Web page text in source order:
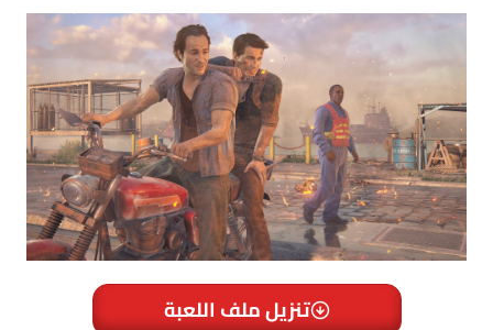
تنزيل ملف اللعبة